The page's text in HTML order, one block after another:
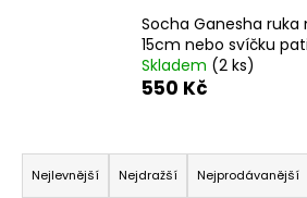
Socha Ganesha
15cm nebo svíčku
Skladem (2 ks)
550 Kč
Ř
a
Nejlevnější Nejdražší Nejprodávanější
r
u